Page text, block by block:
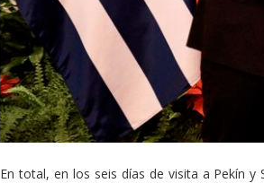
En total, en los seis días de visita a Pekín